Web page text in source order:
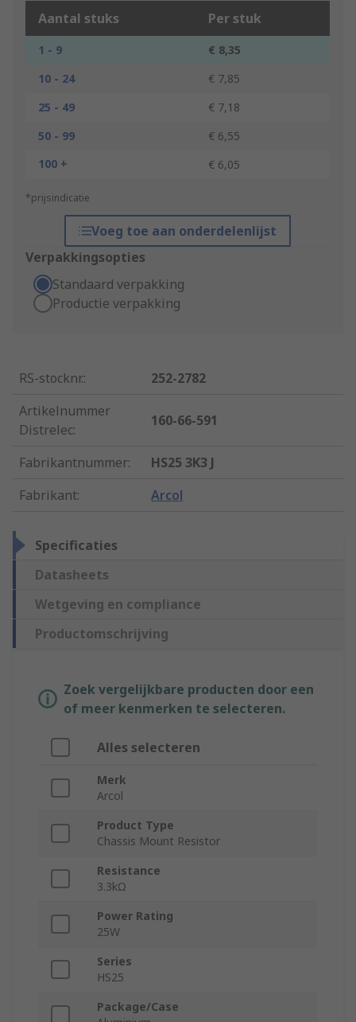
Aantal stuks Per stuk
1 - 9
€ 8,35
10 - 24
€ 7,85
25 - 49
€ 7,18
50 - 99
€ 6,55
100 +
€ 6,05
*prijsindicatie
Voeg toe aan onderdelenlijst
Verpakkingsopties
Standaard verpakking
Productie verpakking
RS-stocknr.:
252-2782
Artikelnummer
Distrelec:
160-66-591
Fabrikantnummer:
HS25 3K3 J
Fabrikant: Arcol
Specificaties
Datasheets
Wetgeving en compliance
Productomschrijving
Zoek vergelijkbare producten door een
of meer kenmerken te selecteren.
Alles selecteren
Merk
Arcol
Product Type
Chassis Mount Resistor
Resistance
3.3kΩ
Power Rating
25W
Series
HS25
Package/Case